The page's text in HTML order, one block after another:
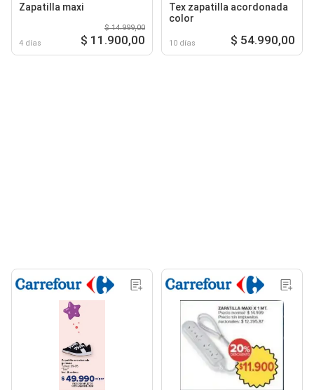
Zapatilla maxi
4 días
$ 14.999,00
$ 11.900,00
Tex zapatilla acordonada
color
10 días $ 54.990,00